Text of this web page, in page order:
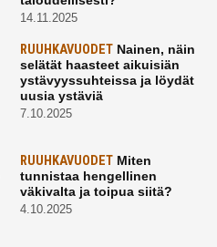
14.11.2025
RUUHKAVUODETNainen, näin
selätät haasteet aikuisiän
ystävyyssuhteissa ja löydät
uusia ystäviä
7.10.2025
RUUHKAVUODETMiten
tunnistaa hengellinen
väkivalta ja toipua siitä?
4.10.2025